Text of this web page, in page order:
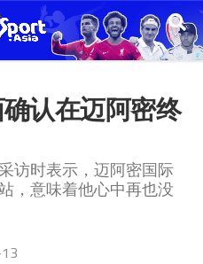
认在迈阿密终
访时表示，迈阿密国际
，意味着他心中再也没